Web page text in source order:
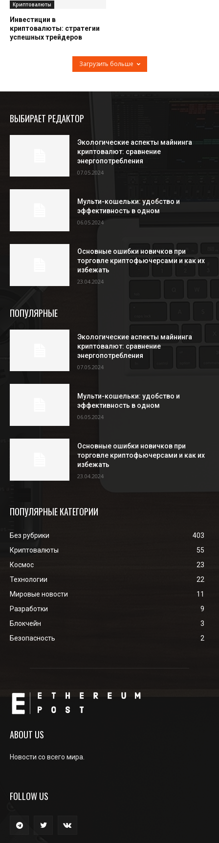
Криптовалюты
Инвестиции в
криптовалюты: стратегии
успешных трейдеров
Загрузить больше
ВЫБИРАЕТ РЕДАКТОР
Экологические аспекты майнинга
криптовалют: сравнение
энергопотребления
07.05.2024
Мульти-кошельки: удобство и
эффективность в одном
06.05.2024
Основные ошибки новичков при
торговле криптофьючерсами и как их
избежать
23.04.2024
ПОПУЛЯРНЫЕ
Экологические аспекты майнинга
криптовалют: сравнение
энергопотребления
07.05.2024
Мульти-кошельки: удобство и
эффективность в одном
06.05.2024
Основные ошибки новичков при
торговле криптофьючерсами и как их
избежать
23.04.2024
ПОПУЛЯРНЫЕ КАТЕГОРИИ
Без рубрики
403
Криптовалюты
55
Космос
23
Технологии
22
Мировые новости
11
Разработки
9
Блокчейн
3
Безопасность
2
ABOUT US
Новости со всего мира.
FOLLOW US